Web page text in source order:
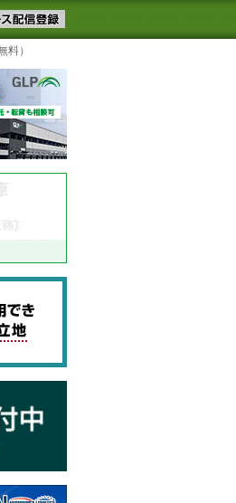
ニュースメール配信を登録す
ーマ
料）